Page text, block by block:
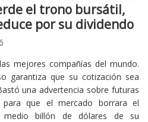
el trono bursátil,
por su dividendo
mejores compañías del mundo.
garantiza que su cotización sea
una advertencia sobre futuras
para que el mercado borrara el
medio billón de dólares de su